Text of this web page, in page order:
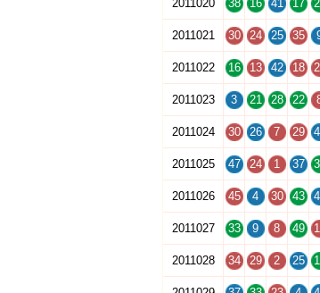
2011020 38 16 41 17
2011021 30 24 25 35
2011022 16 13 42 18
2011023 3 21 28 22
2011024 30 26 7 29
2011025 47 24 1 37
2011026 45 4 30 43
2011027 33 9 8 49
2011028 34 29 2 25